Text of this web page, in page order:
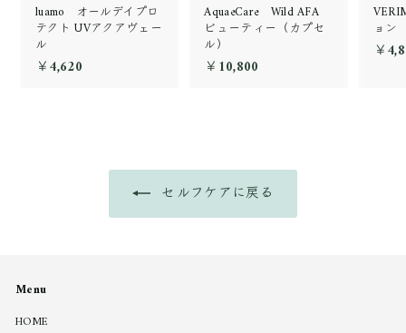
luamo オールデイプロ
テクト UVアクアヴェー
ル
￥4,620
AquaeCare Wild AFA
ビューティー（カプセ
ル）
￥10,800
0
ョン
￥
セルフケアに戻る
Menu
HOME